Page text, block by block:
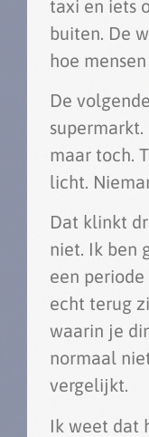
taxi en iets
buiten. De
hoe
De
maar toch.
licht.
Dat klinkt
niet. Ik ben
een
echt terug
waarin je
normaal
vergelijkt.
Ik weet dat